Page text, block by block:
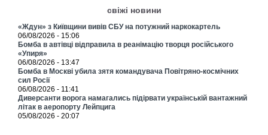
свіжі новини
«Ждун» з Київщини вивів СБУ на потужний наркокартель
06/08/2026 - 15:06
Бомба в автівці відправила в реанімацію творця російського
«Упиря»
06/08/2026 - 13:47
Бомба в Москві убила зятя командувача Повітряно-космічних
сил Росії
06/08/2026 - 11:41
Диверсанти ворога намагались підірвати українській вантажний
літак в аеропорту Лейпцига
05/08/2026 - 20:07